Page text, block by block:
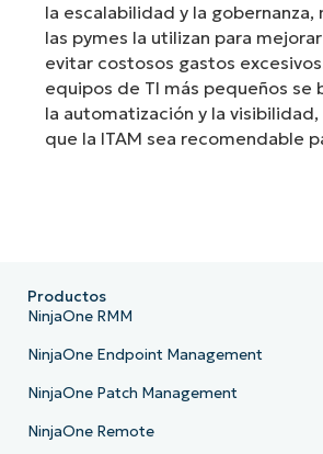
la escalabilidad y la gobernanza,
las pymes la utilizan para
evitar costosos gastos
equipos de TI más pequeños se
la automatización y la
que la ITAM sea recomendable
Productos
NinjaOne RMM
NinjaOne Endpoint Management
NinjaOne Patch Management
NinjaOne Remote